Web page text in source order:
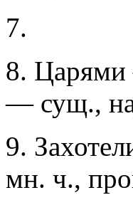
7.
8.
— сущ.,
9.
мн. ч.,